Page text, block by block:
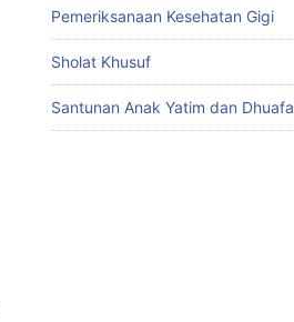
Pemeriksanaan Kesehatan Gigi
Sholat Khusuf
Santunan Anak Yatim dan Dhuafa